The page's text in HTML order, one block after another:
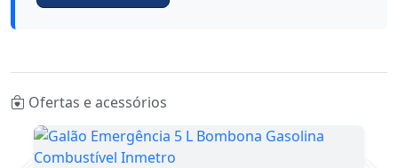
Ofertas e acessórios
Macaco Hidraulico Jacaré 2t Jacarezinho